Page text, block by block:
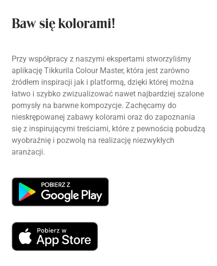
Baw się kolorami!
Przy współpracy z naszymi ekspertami stworzyliśmy
aplikację Tikkurila Colour Master, która jest zarówno
źródłem inspiracji jak i platformą, dzięki której można
łatwo i szybko zwizualizować nawet najbardziej szalone
pomysły na barwne kompozycje. Zachęcamy do
nieskrępowanej zabawy kolorami oraz do zapoznania
się z inspirującymi treściami, które z pewnością pobudzą
wyobraźnię i pozwolą na realizację niezwykłych
aranżacji.